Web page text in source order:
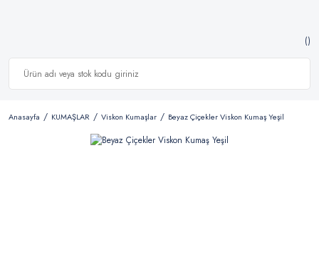
Anasayfa KUMAŞLAR Viskon Kumaşlar Beyaz Çiçekler Viskon Kumaş Yeşil